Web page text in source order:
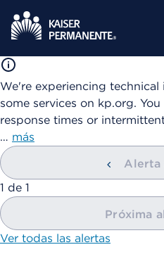
We're experiencing
some services on kp.org.
response times or
… más
Alerta
mostrando
1 de 1
Próxima
Ver todas las alertas